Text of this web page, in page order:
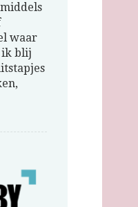
waar
ik blij